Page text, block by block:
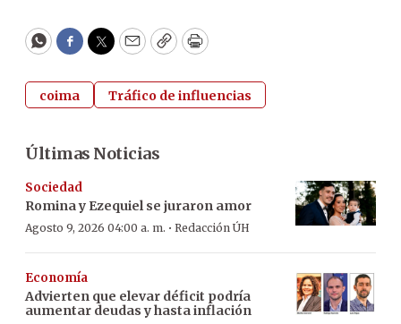
WhatsApp
Facebook
Twitter
EmailCopyPrint
coima Tráfico de influencias
Últimas Noticias
Sociedad
Romina y Ezequiel se juraron amor
Agosto 9, 2026 04:00 a. m. · Redacción ÚH
Economía
Advierten que elevar déficit podría
aumentar deudas y hasta inflación